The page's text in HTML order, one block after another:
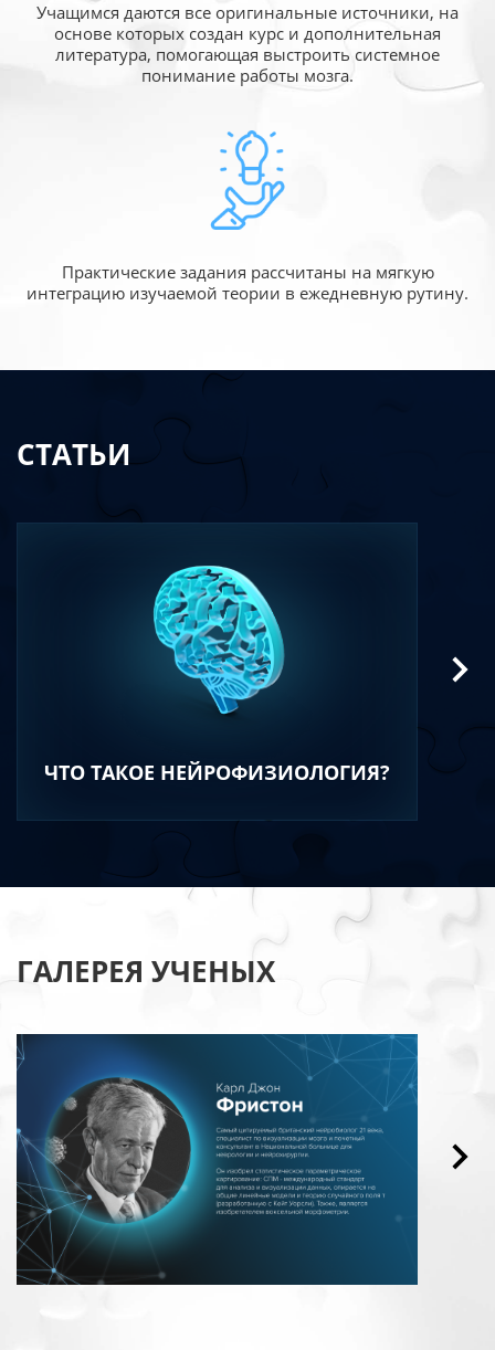
Учащимся даются все оригинальные источники, на
основе которых создан курс и дополнительная
литература, помогающая выстроить системное
понимание работы мозга.
Практические задания рассчитаны на мягкую
интеграцию изучаемой теории в ежедневную рутину.
СТАТЬИ
ЧТО ТАКОЕ НЕЙРОФИЗИОЛОГИЯ?
ГАЛЕРЕЯ УЧЕНЫХ